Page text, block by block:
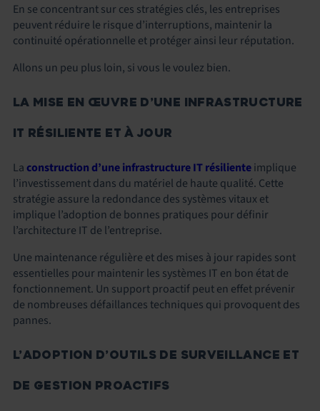
En se concentrant sur ces stratégies clés, les entreprises
peuvent réduire le risque d’interruptions, maintenir la
continuité opérationnelle et protéger ainsi leur réputation.
Allons un peu plus loin, si vous le voulez bien.
LA MISE EN ŒUVRE D’UNE INFRASTRUCTURE
IT RÉSILIENTE ET À JOUR
Laconstruction d’une infrastructure IT résilienteimplique
l’investissement dans du matériel de haute qualité. Cette
stratégie assure la redondance des systèmes vitaux et
implique l’adoption de bonnes pratiques pour définir
l’architecture IT de l’entreprise.
Une maintenance régulière et des mises à jour rapides sont
essentielles pour maintenir les systèmes IT en bon état de
fonctionnement. Un support proactif peut en effet prévenir
de nombreuses défaillances techniques qui provoquent des
pannes.
L’ADOPTION D’OUTILS DE SURVEILLANCE ET
DE GESTION PROACTIFS